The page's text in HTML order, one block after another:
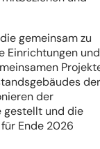
gemeinsam zu
Einrichtungen und
der
der
gestellt und die
Ende 2026